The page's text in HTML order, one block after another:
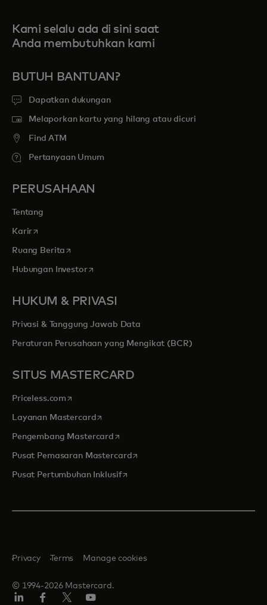
Kami selalu ada di sini saat
Anda membutuhkan kami
BUTUH BANTUAN?
Dapatkan dukungan
Melaporkan kartu yang hilang atau dicuri
Find ATM
Pertanyaan Umum
PERUSAHAAN
Tentang
Kariropens in a new tab
Ruang Berita opens in a new tab
Hubungan Investoropens in a new tab
HUKUM & PRIVASI
Privasi & Tanggung Jawab Data
Peraturan Perusahaan yang Mengikat (BCR)
SITUS MASTERCARD
Priceless.com opens in a new tab
Layanan Mastercardopens in a new tab
Pengembang Mastercard opens in a new tab
Pusat Pemasaran Mastercardopens in a new tab
Pusat Pertumbuhan Inklusifopens in a new tab
© 1994-2026 Mastercard.
Privacy Terms Manage cookies